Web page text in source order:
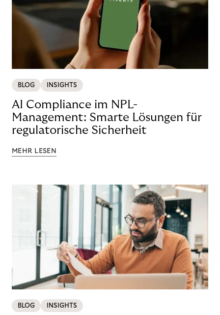
BLOG INSIGHTS
AI Compliance im NPL-
Management: Smarte Lösungen für
regulatorische Sicherheit
MEHR LESEN
BLOG INSIGHTS